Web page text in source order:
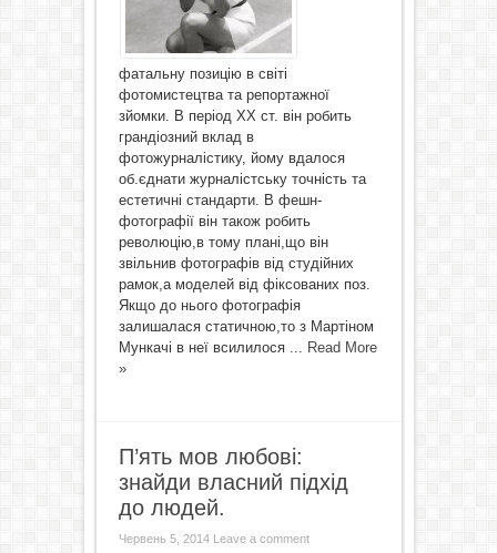
фатальну позицію в світі
фотомистецтва та репортажної
зйомки. В період XX ст. він робить
грандіозний вклад в
фотожурналістику, йому вдалося
об.єднати журналістську точність та
естетичні стандарти. В фешн-
фотографії він також робить
революцію,в тому плані,що він
звільнив фотографів від студійних
рамок,а моделей від фіксованих поз.
Якщо до нього фотографія
залишалася статичною,то з Мартіном
Мункачі в неї всилилося ... Read More
»
П’ять мов любові:
знайди власний підхід
до людей.
Червень 5, 2014 Leave a comment